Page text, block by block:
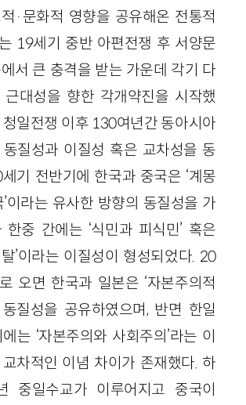
·문화적 영향을 공유해온 전통적
19세기 중반 아편전쟁 후 서양문
서 큰 충격을 받는 가운데 각기 다
대성을 향한 각개약진을 시작했
일전쟁 이후 130여년간 동아시아
질성과 이질성 혹은 교차성을 동
기 전반기에 한국과 중국은 ‘계몽
이라는 유사한 방향의 동질성을 가
한중 간에는 ‘식민과 피식민’ 혹은
’이라는 이질성이 형성되었다. 20
오면 한국과 일본은 ‘자본주의적
동질성을 공유하였으며, 반면 한일
는 ‘자본주의와 사회주의’라는 이
차적인 이념 차이가 존재했다. 하
중일수교가 이루어지고 중국이